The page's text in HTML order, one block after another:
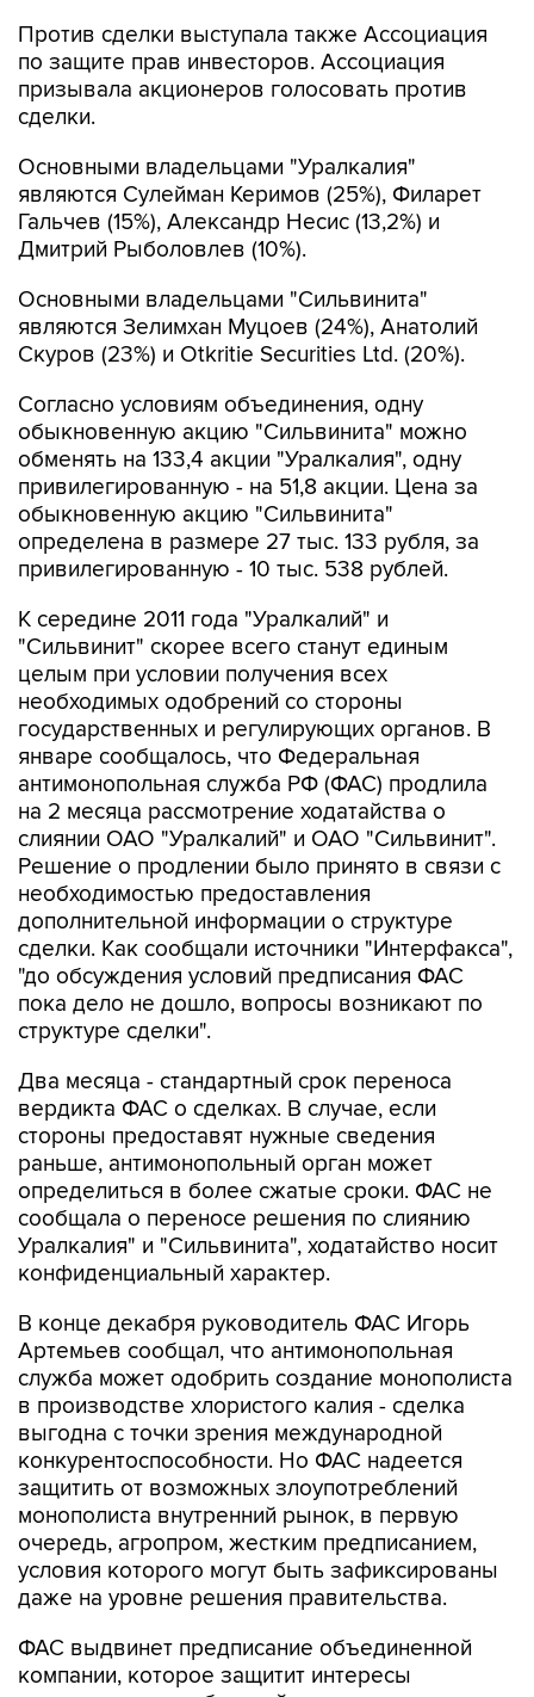
Против сделки выступала также Ассоциация
по защите прав инвесторов. Ассоциация
призывала акционеров голосовать против
сделки.
Основными владельцами "Уралкалия"
являются Сулейман Керимов (25%), Филарет
Гальчев (15%), Александр Несис (13,2%) и
Дмитрий Рыболовлев (10%).
Основными владельцами "Сильвинита"
являются Зелимхан Муцоев (24%), Анатолий
Скуров (23%) и Otkritie Securities Ltd. (20%).
Согласно условиям объединения, одну
обыкновенную акцию "Сильвинита" можно
обменять на 133,4 акции "Уралкалия", одну
привилегированную - на 51,8 акции. Цена за
обыкновенную акцию "Сильвинита"
определена в размере 27 тыс. 133 рубля, за
привилегированную - 10 тыс. 538 рублей.
К середине 2011 года "Уралкалий" и
"Сильвинит" скорее всего станут единым
целым при условии получения всех
необходимых одобрений со стороны
государственных и регулирующих органов. В
январе сообщалось, что Федеральная
антимонопольная служба РФ (ФАС) продлила
на 2 месяца рассмотрение ходатайства о
слиянии ОАО "Уралкалий" и ОАО "Сильвинит".
Решение о продлении было принято в связи с
необходимостью предоставления
дополнительной информации о структуре
сделки. Как сообщали источники "Интерфакса",
"до обсуждения условий предписания ФАС
пока дело не дошло, вопросы возникают по
структуре сделки".
Два месяца - стандартный срок переноса
вердикта ФАС о сделках. В случае, если
стороны предоставят нужные сведения
раньше, антимонопольный орган может
определиться в более сжатые сроки. ФАС не
сообщала о переносе решения по слиянию
Уралкалия" и "Сильвинита", ходатайство носит
конфиденциальный характер.
В конце декабря руководитель ФАС Игорь
Артемьев сообщал, что антимонопольная
служба может одобрить создание монополиста
в производстве хлористого калия - сделка
выгодна с точки зрения международной
конкурентоспособности. Но ФАС надеется
защитить от возможных злоупотреблений
монополиста внутренний рынок, в первую
очередь, агропром, жестким предписанием,
условия которого могут быть зафиксированы
даже на уровне решения правительства.
ФАС выдвинет предписание объединенной
компании, которое защитит интересы